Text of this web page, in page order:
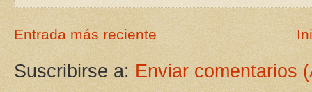
Entrada más reciente
Suscribirse a: Enviar comentarios